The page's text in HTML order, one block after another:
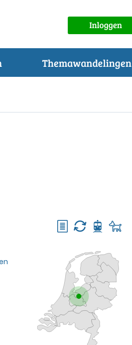
Inloggen
Themawandelingen